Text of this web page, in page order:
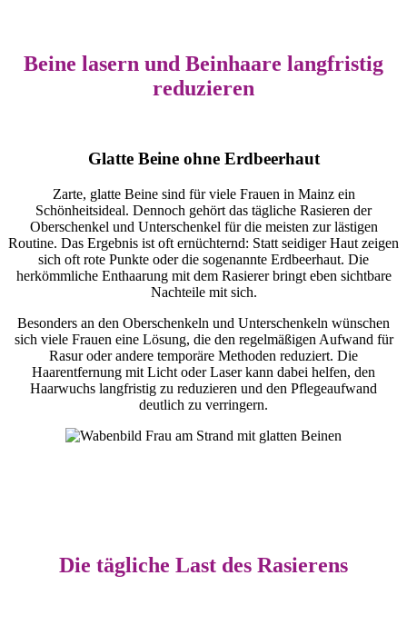
Beine lasern und Beinhaare langfristig
reduzieren
Glatte Beine ohne Erdbeerhaut
Zarte, glatte Beine sind für viele Frauen in Mainz ein
Schönheitsideal. Dennoch gehört das tägliche Rasieren der
Oberschenkel und Unterschenkel für die meisten zur lästigen
Routine. Das Ergebnis ist oft ernüchternd: Statt seidiger Haut zeigen
sich oft rote Punkte oder die sogenannte Erdbeerhaut. Die
herkömmliche Enthaarung mit dem Rasierer bringt eben sichtbare
Nachteile mit sich.
Besonders an den Oberschenkeln und Unterschenkeln wünschen
sich viele Frauen eine Lösung, die den regelmäßigen Aufwand für
Rasur oder andere temporäre Methoden reduziert. Die
Haarentfernung mit Licht oder Laser kann dabei helfen, den
Haarwuchs langfristig zu reduzieren und den Pflegeaufwand
deutlich zu verringern.
Die tägliche Last des Rasierens